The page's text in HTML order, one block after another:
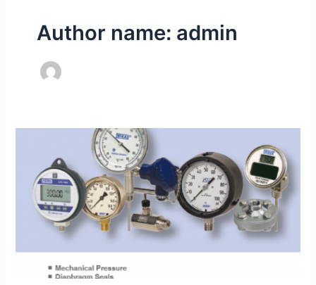
Author name: admin
Pekanbaru